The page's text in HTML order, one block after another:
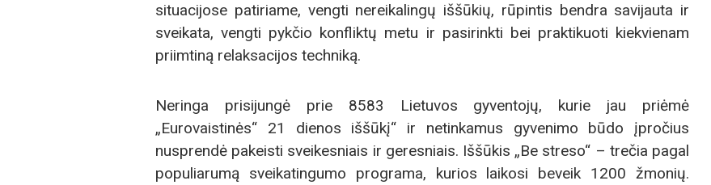
situacijose patiriame, vengti nereikalingų iššūkių, rūpintis bendra savijauta ir
sveikata, vengti pykčio konfliktų metu ir pasirinkti bei praktikuoti kiekvienam
priimtiną relaksacijos techniką.
Neringa prisijungė prie 8583 Lietuvos gyventojų, kurie jau priėmė
„Eurovaistinės“ 21 dienos iššūkį“ ir netinkamus gyvenimo būdo įpročius
nusprendė pakeisti sveikesniais ir geresniais. Iššūkis „Be streso“ – trečia pagal
populiarumą sveikatingumo programa, kurios laikosi beveik 1200 žmonių.